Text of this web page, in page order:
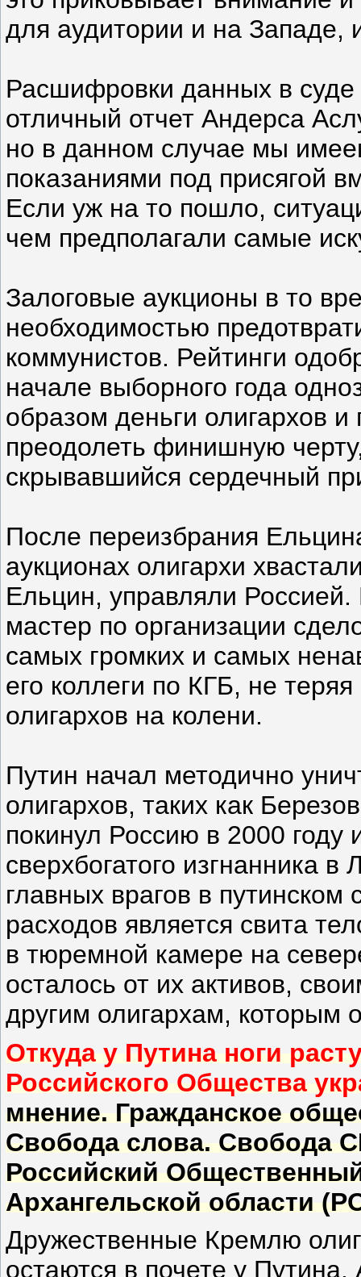
для аудитории и на Западе,
Расшифровки данных в
отличный отчет Андерса
но в данном случае мы
показаниями под присягой
Если уж на то пошло,
чем предполагали самые
Залоговые аукционы в то
необходимостью
коммунистов. Рейтинги
начале выборного года
образом деньги олигархов
преодолеть финишную
скрывавшийся сердечный
После переизбрания
аукционах олигархи
Ельцин, управляли
мастер по организации
самых громких и самых
его коллеги по КГБ, не
олигархов на колени.
Путин начал методично
олигархов, таких как
покинул Россию в 2000 году
сверхбогатого изгнанника
главных врагов в путинском
расходов является свита
в тюремной камере на
осталось от их активов,
другим олигархам, которым
Откуда у Путина ноги
Российского Общества
мнение. Гражданское
Свобода слова. Свобода
Российский
Архангельской области
Дружественные Кремлю
остаются в почете у